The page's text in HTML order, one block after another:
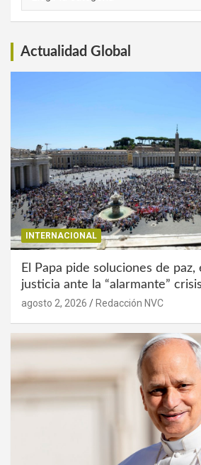
Actualidad Global
INTERNACIONAL
El Papa pide soluciones de paz,
justicia ante la “alarmante”
agosto 2, 2026 Redacción NVC